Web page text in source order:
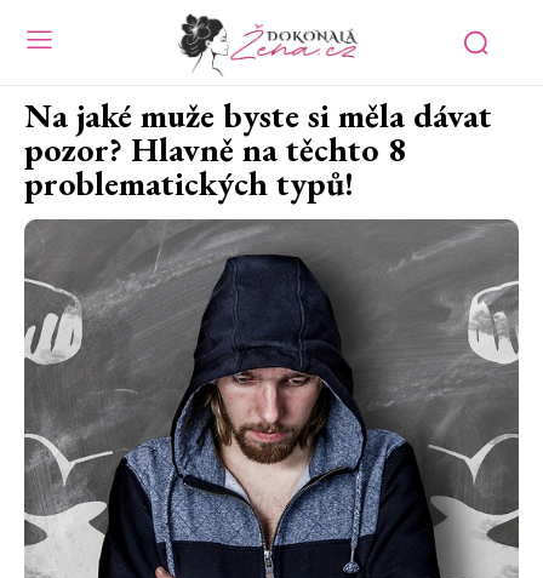
Na jaké muže byste si měla dávat
pozor? Hlavně na těchto 8
problematických typů!